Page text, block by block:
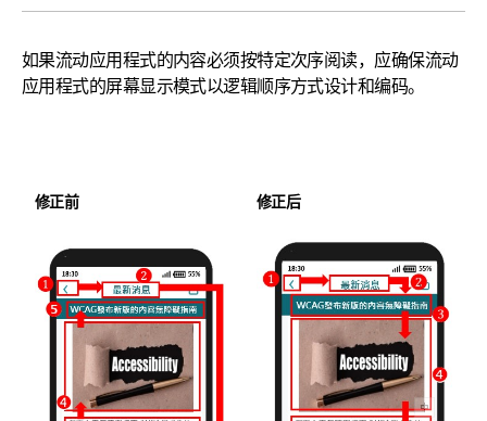
如果流动应用程式的内容必须按特定次序阅读，应确保流动
应用程式的屏幕显示模式以逻辑顺序方式设计和编码。
修正前 修正后